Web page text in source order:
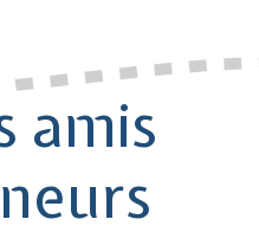
amis